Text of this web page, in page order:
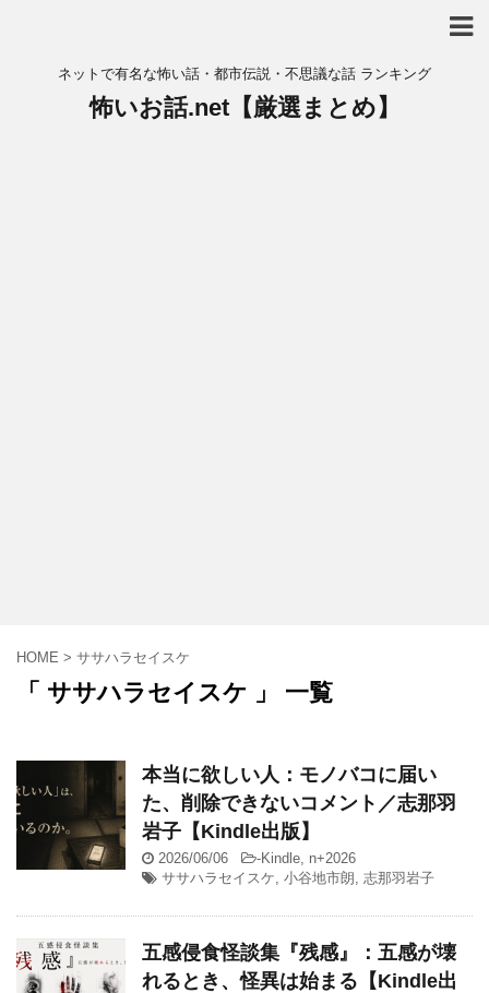
ネットで有名な怖い話・都市伝説・不思議な話 ランキング
怖いお話.net【厳選まとめ】
HOME > ササハラセイスケ
「 ササハラセイスケ 」 一覧
本当に欲しい人：モノバコに届い
た、削除できないコメント／志那羽
岩子【Kindle出版】
2026/06/06 -Kindle, n+2026
ササハラセイスケ, 小谷地市朗, 志那羽岩子
五感侵食怪談集『残感』：五感が壊
れるとき、怪異は始まる【Kindle出